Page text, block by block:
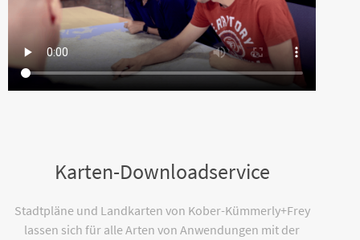
Karten-Downloadservice
Stadtpläne und Landkarten von Kober-Kümmerly+Frey
lassen sich für alle Arten von Anwendungen mit der